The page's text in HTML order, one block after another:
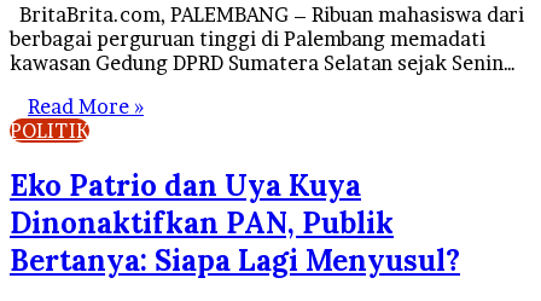
BritaBrita.com, PALEMBANG – Ribuan mahasiswa dari
berbagai perguruan tinggi di Palembang memadati
kawasan Gedung DPRD Sumatera Selatan sejak Senin…
Read More »
POLITIK
Eko Patrio dan Uya Kuya
Dinonaktifkan PAN, Publik
Bertanya: Siapa Lagi Menyusul?